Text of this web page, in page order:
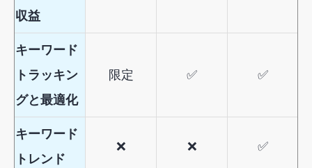
収益
キーワード
トラッキン
グと最適化
限定 ✅ ✅
キーワード
トレンド
❌ ❌ ✅